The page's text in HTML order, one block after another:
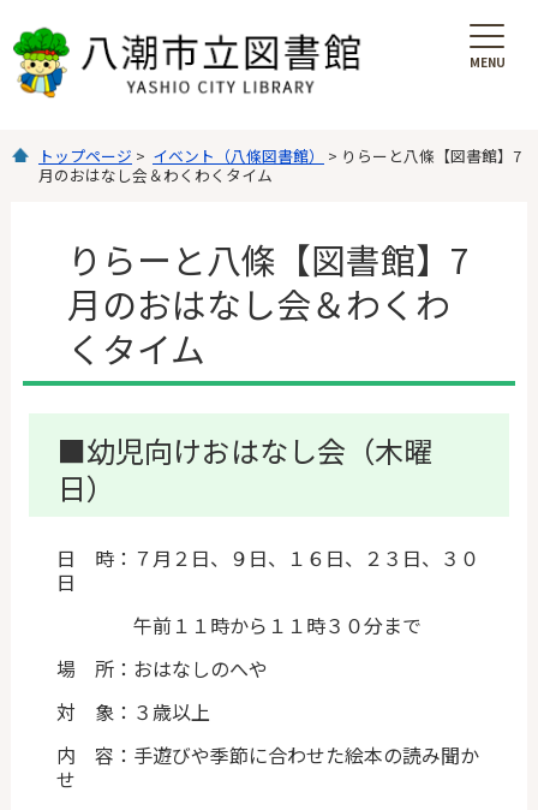
MENU
トップページ > イベント（八條図書館）
> りらーと八條【図書館】7
月のおはなし会＆わくわくタイム
りらーと八條【図書館】7
月のおはなし会＆わくわ
くタイム
■幼児向けおはなし会（木曜
日）
日 時：７月２日、９日、１６日、２３日、３０
日
午前１１時から１１時３０分まで
場 所：おはなしのへや
対 象：３歳以上
内 容：手遊びや季節に合わせた絵本の読み聞か
せ